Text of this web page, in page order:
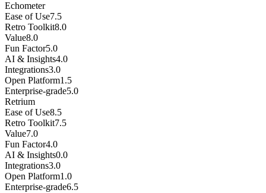
Echometer
Ease of Use7.5
Retro Toolkit8.0
Value8.0
Fun Factor5.0
AI & Insights4.0
Integrations3.0
Open Platform1.5
Enterprise-grade5.0
Retrium
Ease of Use8.5
Retro Toolkit7.5
Value7.0
Fun Factor4.0
AI & Insights0.0
Integrations3.0
Open Platform1.0
Enterprise-grade6.5